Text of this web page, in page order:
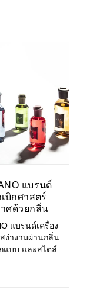
เทศที่อยากออก
แบรนด์
บิกศาสตร์
ศด้วยกลิ่น
อย่างลงตัว
แบรนด์เครื่อง
ง่างามผ่านกลิ่น
แบบ และสไตล์
ไซน์เอกลักษณ์